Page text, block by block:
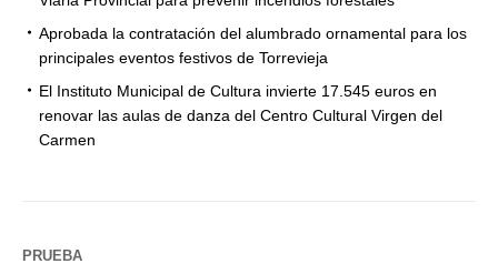
Aprobada la contratación del alumbrado ornamental para los
principales eventos festivos de Torrevieja
El Instituto Municipal de Cultura invierte 17.545 euros en
renovar las aulas de danza del Centro Cultural Virgen del
Carmen
PRUEBA